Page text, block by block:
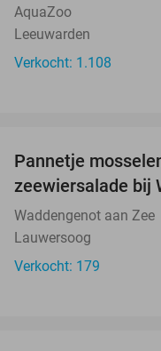
AquaZoo
Leeuwarden
Verkocht: 1.108
Pannetje
zeewiersalade bij
Waddengenot aan Zee
Lauwersoog
Verkocht: 179